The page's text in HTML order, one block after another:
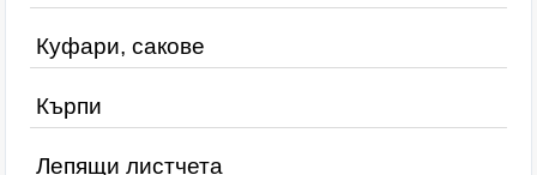
Куфари, сакове
Кърпи
Лепящи листчета